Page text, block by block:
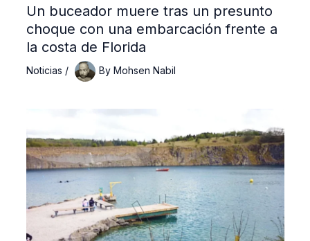
Un buceador muere tras un presunto
choque con una embarcación frente a
la costa de Florida
Noticias / By Mohsen Nabil